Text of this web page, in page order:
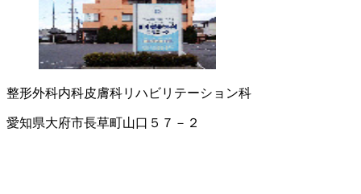
整形外科内科皮膚科リハビリテーション科
愛知県大府市長草町山口５７－２